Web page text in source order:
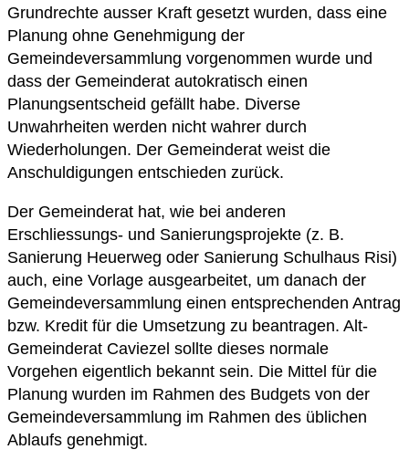
Grundrechte ausser Kraft gesetzt wurden, dass eine
Planung ohne Genehmigung der
Gemeindeversammlung vorgenommen wurde und
dass der Gemeinderat autokratisch einen
Planungsentscheid gefällt habe. Diverse
Unwahrheiten werden nicht wahrer durch
Wiederholungen. Der Gemeinderat weist die
Anschuldigungen entschieden zurück.
Der Gemeinderat hat, wie bei anderen
Erschliessungs- und Sanierungsprojekte (z. B.
Sanierung Heuerweg oder Sanierung Schulhaus Risi)
auch, eine Vorlage ausgearbeitet, um danach der
Gemeindeversammlung einen entsprechenden Antrag
bzw. Kredit für die Umsetzung zu beantragen. Alt-
Gemeinderat Caviezel sollte dieses normale
Vorgehen eigentlich bekannt sein. Die Mittel für die
Planung wurden im Rahmen des Budgets von der
Gemeindeversammlung im Rahmen des üblichen
Ablaufs genehmigt.